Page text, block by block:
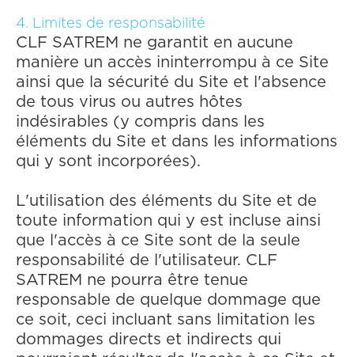
4. Limites de responsabilité
CLF SATREM ne garantit en aucune
manière un accès ininterrompu à ce Site
ainsi que la sécurité du Site et l'absence
de tous virus ou autres hôtes
indésirables (y compris dans les
éléments du Site et dans les informations
qui y sont incorporées).
L'utilisation des éléments du Site et de
toute information qui y est incluse ainsi
que l'accès à ce Site sont de la seule
responsabilité de l'utilisateur. CLF
SATREM ne pourra être tenue
responsable de quelque dommage que
ce soit, ceci incluant sans limitation les
dommages directs et indirects qui